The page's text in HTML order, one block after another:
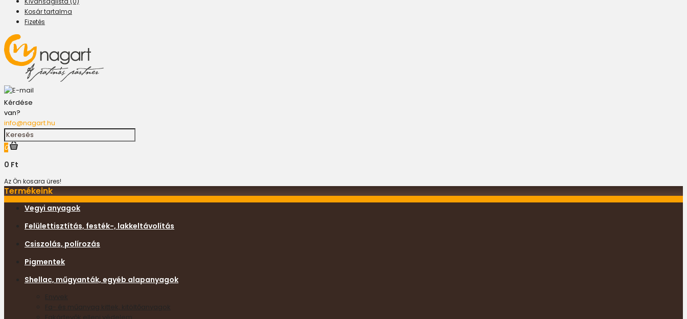
Kosár tartalma
Fizetés
Kérdése
van?
info@nagart.hu
0
0 Ft
Az Ön kosara üres!
Termékeink
Vegyi anyagok
Felülettisztítás, festék-, lakkeltávolítás
Csiszolás, polírozás
Pigmentek
Shellac, műgyanták, egyéb alapanyagok
Enyvek
Fa- és műanyag kittek, kitöltőanyagok